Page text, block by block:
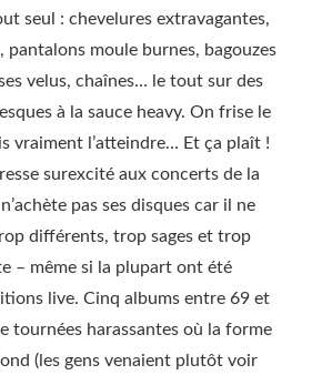
seul : chevelures extravagantes,
pantalons moule burnes, bagouzes
velus, chaînes… le tout sur des
à la sauce heavy. On frise le
vraiment l’atteindre… Et ça plaît !
surexcité aux concerts de la
pas ses disques car il ne
différents, trop sages et trop
– même si la plupart ont été
live. Cinq albums entre 69 et
tournées harassantes où la forme
(les gens venaient plutôt voir